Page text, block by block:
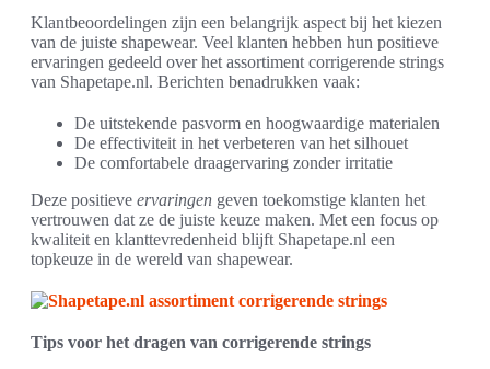
Klantbeoordelingen zijn een belangrijk aspect bij het kiezen
van de juiste shapewear. Veel klanten hebben hun positieve
ervaringen gedeeld over het assortiment corrigerende strings
van Shapetape.nl. Berichten benadrukken vaak:
De uitstekende pasvorm en hoogwaardige materialen
De effectiviteit in het verbeteren van het silhouet
De comfortabele draagervaring zonder irritatie
Deze positieve ervaringen geven toekomstige klanten het
vertrouwen dat ze de juiste keuze maken. Met een focus op
kwaliteit en klanttevredenheid blijft Shapetape.nl een
topkeuze in de wereld van shapewear.
Tips voor het dragen van corrigerende strings